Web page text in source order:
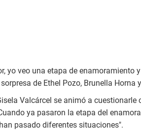
yo veo una etapa de enamoramiento
de Ethel Pozo, Brunella Horna
Valcárcel se animó a cuestionarle
ya pasaron la etapa del
pasado diferentes situaciones".